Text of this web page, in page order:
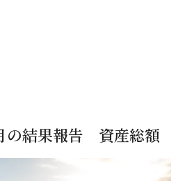
の結果報告 資産総額